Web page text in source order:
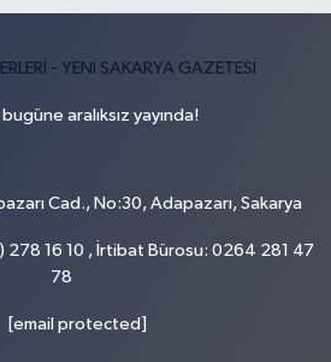
aralıksız yayında!
Cad., No:30, Adapazarı, Sakarya
16 10 , İrtibat Bürosu: 0264 281 47
78
[email protected]